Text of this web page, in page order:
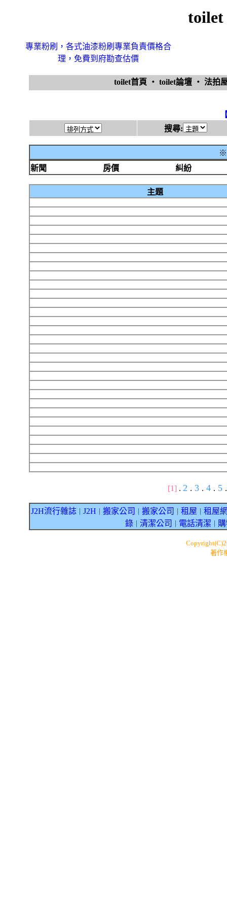
toilet
專業粉刷，各式油漆粉刷專業負責價格合
理，免費到府勘查估價
toilet首頁 ‧ toilet論壇 ‧ 法拍
搜尋:
※
新聞
房價 糾紛
主題
[1] . 2 . 3 . 4 . 5 .
J2H流行雜誌 J2H 搬家公司 搬家公司 租屋
租屋
錄｜ 清潔公司 電話清潔
著作